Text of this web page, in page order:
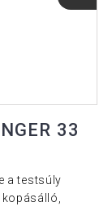
33
a testsúly